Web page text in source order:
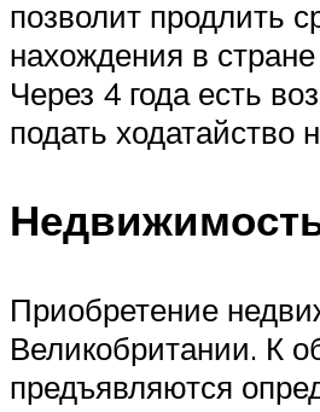
позволит продлить
нахождения в
Через 4 года есть
подать
Приобретение
Великобритании. К
предъявляются